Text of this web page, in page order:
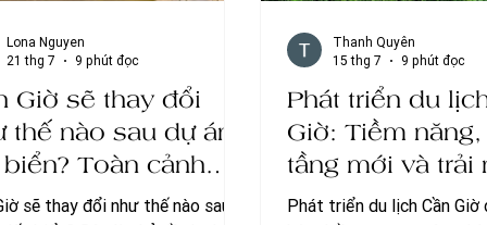
Giờ sẽ thay đổi
thế nào sau dự án
Toàn cảnh
mạo mới của đô
sẽ thay đổi như thế nào sau
Lona Nguyen
21 thg 7
9 phút đọc
Phát triển du
Giờ: Tiềm năng,
tầng mới và trải
nghỉ dưỡng nổi
Phát triển du lịch Cần Giờ
Thanh Quyên
15 thg 7
9 phút đọc